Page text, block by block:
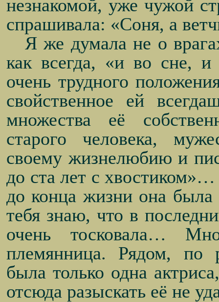
незнакомой, уже чужой
спрашивала: «Соня, а
Я же думала не о
как всегда, «и во сне,
очень трудного
свойственное ей
множества её
старого человека,
своему жизнелюбию и
до ста лет с
до конца жизни она была
тебя знаю, что в
очень тосковала…
племянница. Рядом, по
была только одна
отсюда разыскать её не